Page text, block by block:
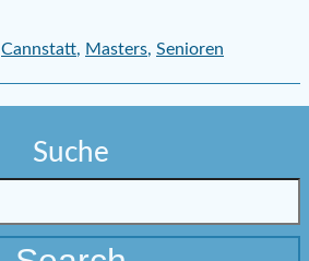
Cannstatt, Masters, Senioren
Suche